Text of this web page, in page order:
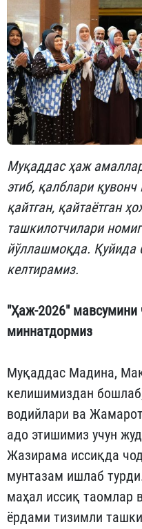
Муқаддас ҳаж
этиб, қалблари
қайтган, қайтаётган
ташкилотчилари
йўллашмоқда. Қуйида
келтирамиз.
"Ҳаж-2026" мавсумини
миннатдормиз
Муқаддас Мадина,
келишимиздан
водийлари ва
адо этишимиз учун
Жазирама иссиқда
мунтазам ишлаб
маҳал иссиқ таомлар
ёрдами тизимли